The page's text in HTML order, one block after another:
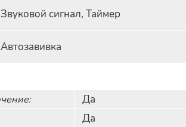
Звуковой сигнал, Таймер
Автозавивка
Да
Да